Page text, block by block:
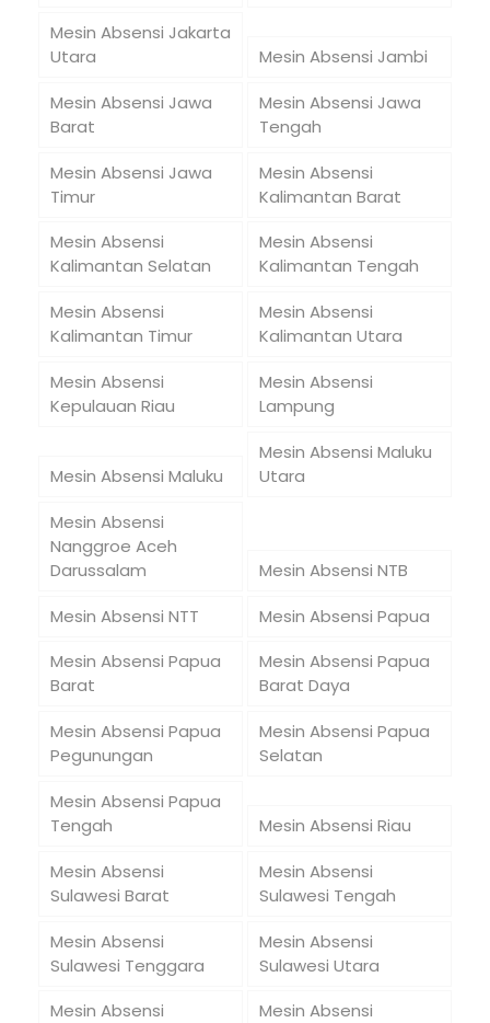
Mesin Absensi Jakarta
Utara
Mesin Absensi Jambi
Mesin Absensi Jawa
Barat
Mesin Absensi Jawa
Tengah
Mesin Absensi Jawa
Timur
Mesin Absensi
Kalimantan Barat
Mesin Absensi
Kalimantan Selatan
Mesin Absensi
Kalimantan Tengah
Mesin Absensi
Kalimantan Timur
Mesin Absensi
Kalimantan Utara
Mesin Absensi
Kepulauan Riau
Mesin Absensi
Lampung
Mesin Absensi Maluku
Mesin Absensi Maluku
Utara
Mesin Absensi
Nanggroe Aceh
Darussalam
Mesin Absensi NTB
Mesin Absensi NTT
Mesin Absensi Papua
Mesin Absensi Papua
Barat
Mesin Absensi Papua
Barat Daya
Mesin Absensi Papua
Pegunungan
Mesin Absensi Papua
Selatan
Mesin Absensi Papua
Tengah
Mesin Absensi Riau
Mesin Absensi
Sulawesi Barat
Mesin Absensi
Sulawesi Tengah
Mesin Absensi
Sulawesi Tenggara
Mesin Absensi
Sulawesi Utara
Mesin Absensi
Mesin Absensi